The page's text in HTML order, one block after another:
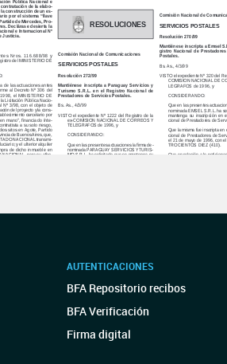
AUTENTICACIONES
BFA Repositorio recibos
BFA Verificación
Firma digital